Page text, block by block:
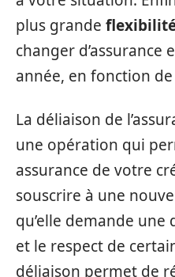
plus grande
changer
année, en fonction
La déliaison de
une opération qui
assurance de votre
souscrire à une
qu’elle demande
et le respect de
déliaison permet de